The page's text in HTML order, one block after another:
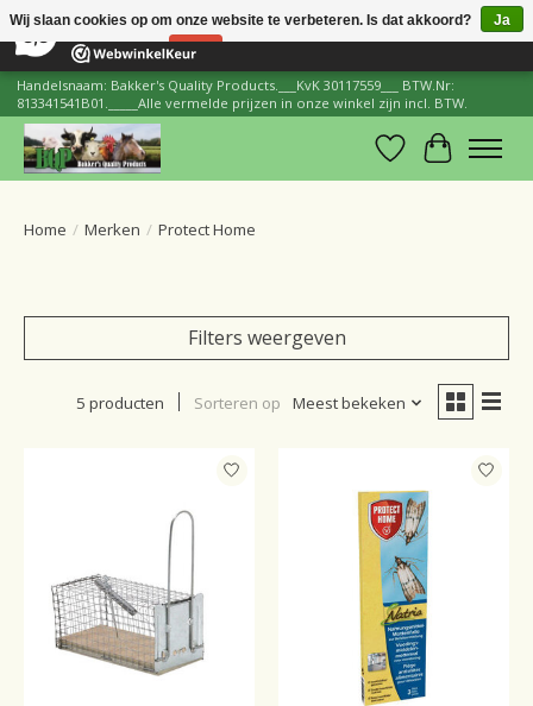
206 Reviews ×
Handelsnaam: Bakker's Quality Products.___KvK 30117559___ BTW.Nr:
813341541B01._____Alle vermelde prijzen in onze winkel zijn incl. BTW.
Verlanglijst
Home / Merken / Protect Home
Filters weergeven
5 producten Sorteren op Meest bekeken
Wij slaan cookies op om onze website te verbeteren. Is dat akkoord?
Ja
Nee